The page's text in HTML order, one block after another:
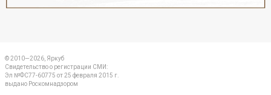
© 2010—2026, Яркуб
Свидетельство о регистрации СМИ:
Эл №ФС77-60775 от 25 февраля 2015 г.
выдано Роскомнадзором